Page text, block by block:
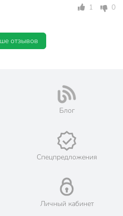
1 0
отзывов
Блог
Спецпредложения
Личный кабинет